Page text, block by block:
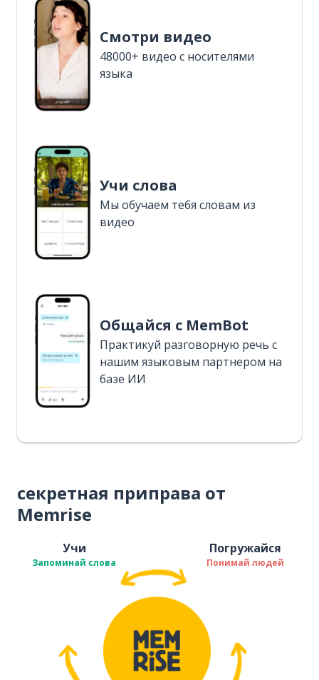
Смотри видео
48000+ видео с носителями
языка
Учи слова
Мы обучаем тебя словам из
видео
Общайся с MemBot
Практикуй разговорную речь с
нашим языковым партнером на
базе ИИ
секретная приправа от
Memrise
Учи
Запоминай слова
Погружайся
Понимай людей